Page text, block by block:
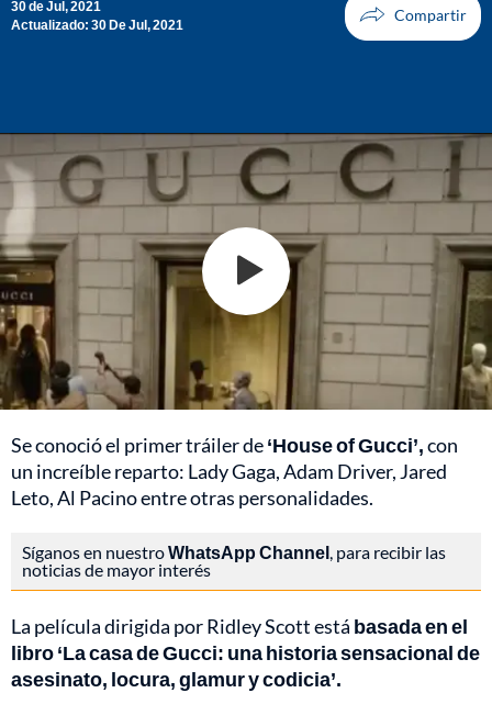
30 de Jul, 2021
Actualizado: 30 De Jul, 2021
Se conoció el primer tráiler de‘House of Gucci’,con
un increíble reparto: Lady Gaga, Adam Driver, Jared
Leto, Al Pacino entre otras personalidades.
Síganos en nuestroWhatsApp Channel , para recibir las
noticias de mayor interés
La película dirigida por Ridley Scott está basada en el
libro ‘La casa de Gucci: una historia sensacional de
asesinato, locura, glamur y codicia’.